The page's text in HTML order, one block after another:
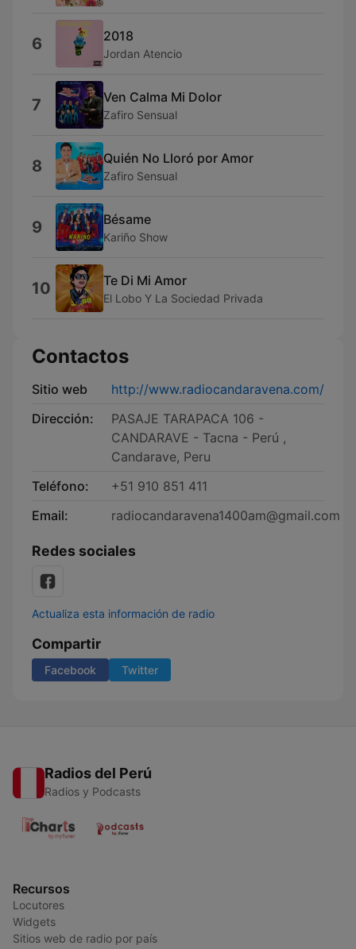
6 2018
Jordan Atencio
7 Ven Calma Mi Dolor
Zafiro Sensual
8 Quién No Lloró por Amor
Zafiro Sensual
9 Bésame
Kariño Show
10 Te Di Mi Amor
El Lobo Y La Sociedad Privada
Contactos
Sitio web
http://www.radiocandaravena.com/
Dirección:
PASAJE TARAPACA 106 -
CANDARAVE - Tacna - Perú ,
Candarave, Peru
Teléfono:
+51 910 851 411
Email:
radiocandaravena1400am@gmail.com
Redes sociales
Actualiza esta información de radio
Compartir
Facebook Twitter
Radios del Perú
Radios y Podcasts
Recursos
Locutores
Widgets
Sitios web de radio por país